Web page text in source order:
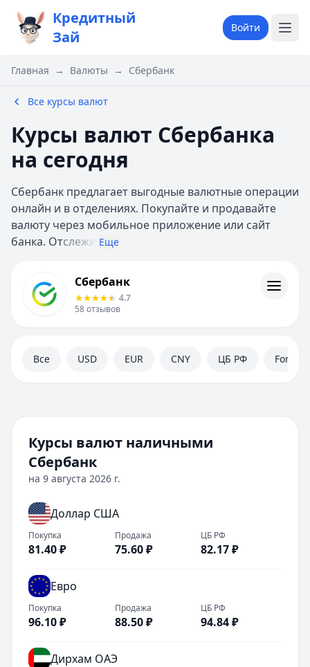
Кредитный
Зай
Войти
Главная → Валюты → Сбербанк
Все курсы валют
Курсы валют Сбербанка
на сегодня
Сбербанк предлагает выгодные валютные операции
онлайн и в отделениях. Покупайте и продавайте
валюту через мобильное приложение или сайт
банка. Отслежи Еще
Кредиты
Кредитные карты
Отделения
Банкоматы
Отзывы
Контакты
Личный кабинет
Полезная информация
Сбербанк
4.7
58отзывов
Все USD EUR CNY ЦБ РФ Forex
Курсы валют наличными
Сбербанк
на 9 августа 2026 г.
Доллар США
Покупка
81.40₽
Продажа
75.60₽
ЦБ РФ
82.17₽
Евро
Покупка
96.10₽
Продажа
88.50₽
ЦБ РФ
94.84₽
Дирхам ОАЭ